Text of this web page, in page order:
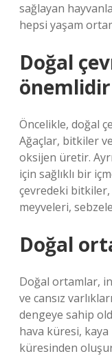
sağlayan
hepsi yaşam
Doğal
önemlidir
Öncelikle, doğal
Ağaçlar, bitkiler
oksijen üretir.
için sağlıklı bir
çevredeki
meyveleri,
Doğal
Doğal ortamlar,
ve cansız
dengeye sahip
hava küresi, kaya
küresinden